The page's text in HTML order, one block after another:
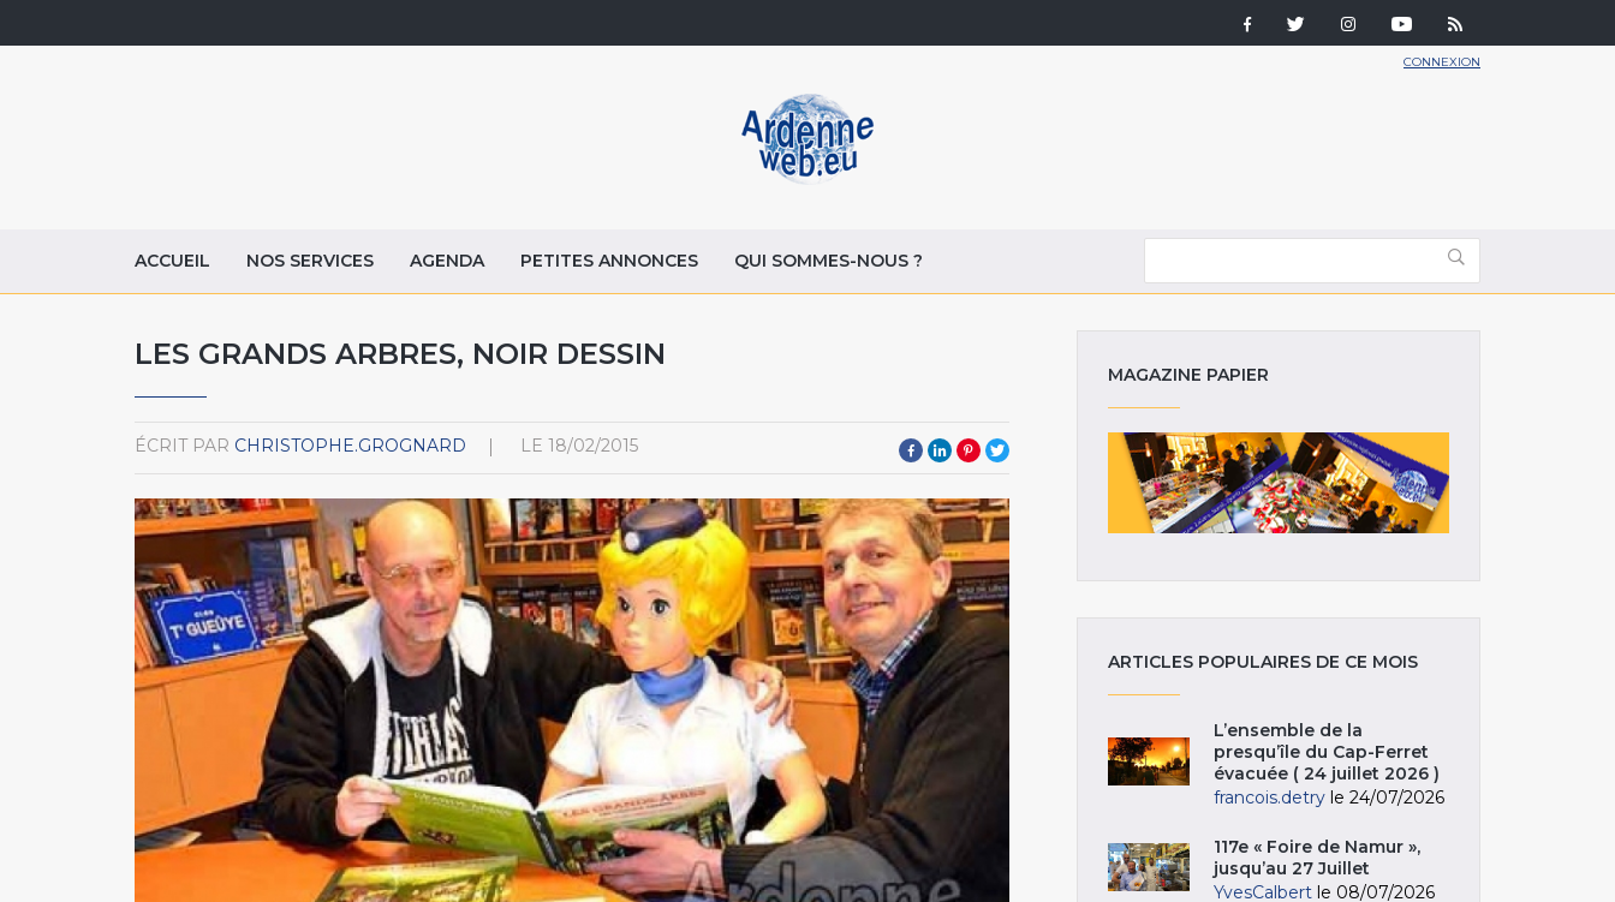
CONNEXION
ACCUEIL NOS SERVICES AGENDA PETITES ANNONCES QUI SOMMES-NOUS ?
LES GRANDS ARBRES, NOIR DESSIN
ÉCRIT PAR CHRISTOPHE.GROGNARD LE 18/02/2015
MAGAZINE PAPIER
ARTICLES POPULAIRES DE CE MOIS
L’ensemble de la
presqu’île du Cap-Ferret
évacuée ( 24 juillet 2026 )
francois.detry le 24/07/2026
117e « Foire de Namur »,
jusqu’au 27 Juillet
YvesCalbert le 08/07/2026